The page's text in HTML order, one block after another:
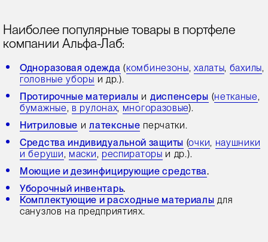
Наиболее популярные товары в портфеле
компании Альфа-Лаб:
Одноразовая одежда (комбинезоны,халаты, бахилы,
головные уборы и др.).
Протирочные материалы и диспенсеры (нетканые,
бумажные, в рулонах, многоразовые).
Нитриловые илатексные перчатки.
Средства индивидуальной защиты (очки, наушники
и беруши, маски, респираторы и др.).
Моющие и дезинфицирующие средства.
Уборочный инвентарь.
Комплектующие и расходные материалы для
санузлов на предприятиях.